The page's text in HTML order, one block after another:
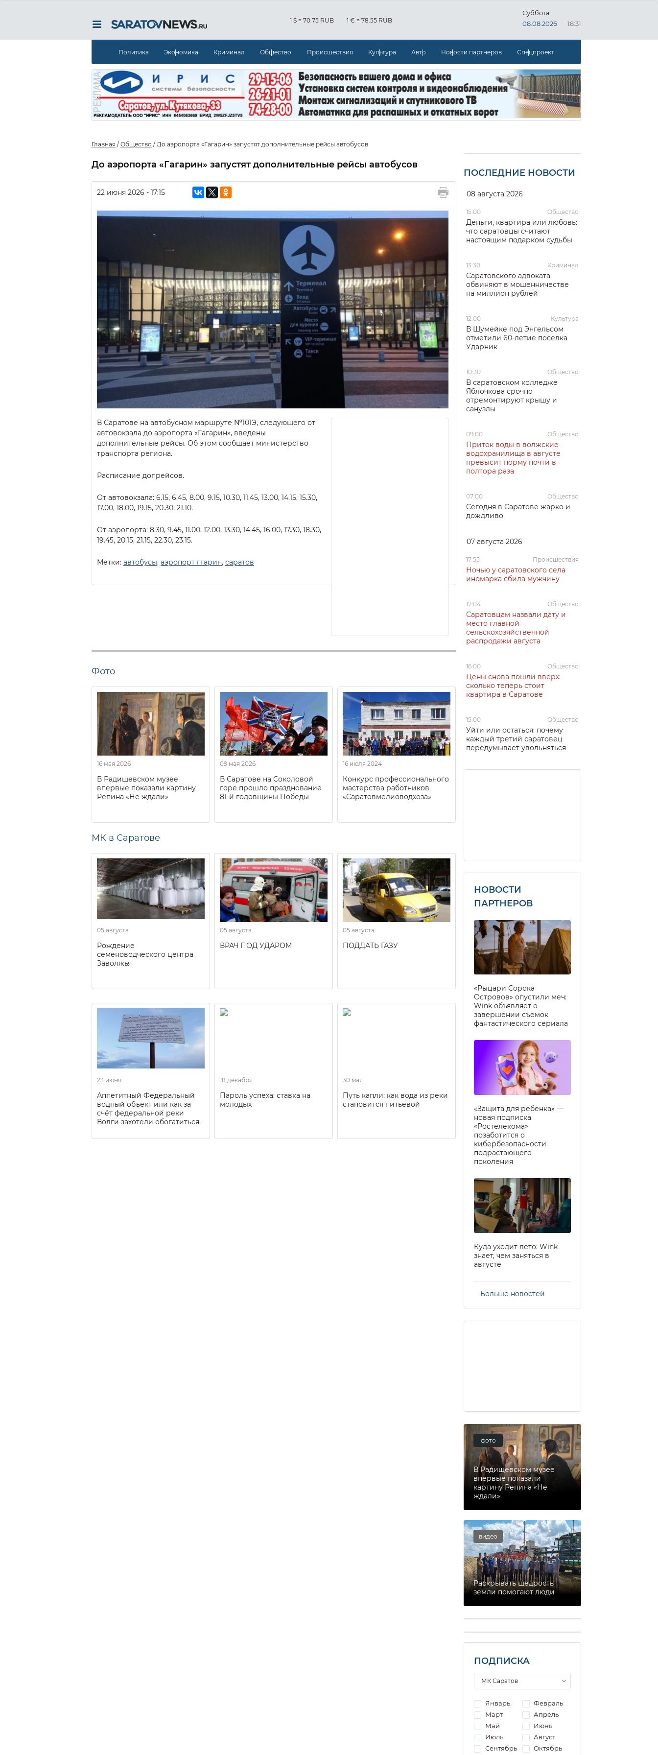
1 $ = 70.75 RUB 1 € = 78.55 RUB
Суббота
08.08.2026
18:31
Политика Экономика Криминал Общество Происшествия Культура Авто Новости партнеров Спецпроект
Главная / Общество / До аэропорта «Гагарин» запустят дополнительные рейсы автобусов
До аэропорта «Гагарин» запустят дополнительные рейсы автобусов
22 июня 2026 - 17:15
В Саратове на автобусном маршруте №101Э, следующего от
автовокзала до аэропорта «Гагарин», введены
дополнительные рейсы. Об этом сообщает министерство
транспорта региона.
Расписание допрейсов.
От автовокзала: 6.15, 6.45, 8.00, 9.15, 10.30, 11.45, 13.00, 14.15, 15.30,
17.00, 18.00, 19.15, 20.30, 21.10.
От аэропорта: 8.30, 9.45, 11.00, 12.00, 13.30, 14.45, 16.00, 17.30, 18.30,
19.45, 20.15, 21.15, 22.30, 23.15.
Метки: автобусы, аэропорт ггарин, саратов
Фото
16 мая 2026
В Радищевском музее
впервые показали картину
Репина «Не ждали»
09 мая 2026
В Саратове на Соколовой
горе прошло празднование
81-й годовщины Победы
16 июля 2024
Конкурс профессионального
мастерства работников
«Саратовмелиоводхоза»
МК в Саратове
05 августа
Рождение
семеноводческого центра
Заволжья
05 августа
ВРАЧ ПОД УДАРОМ
05 августа
ПОДДАТЬ ГАЗУ
23 июня
Аппетитный Федеральный
водный объект или как за
счёт федеральной реки
Волги захотели обогатиться.
18 декабря
Пароль успеха: ставка на
молодых
30 мая
Путь капли: как вода из реки
становится питьевой
ПОСЛЕДНИЕ НОВОСТИ
08 августа 2026
15:00 Общество
Деньги, квартира или любовь:
что саратовцы считают
настоящим подарком судьбы
13:30 Криминал
Саратовского адвоката
обвиняют в мошенничестве
на миллион рублей
12:00 Культура
В Шумейке под Энгельсом
отметили 60-летие поселка
Ударник
10:30 Общество
В саратовском колледже
Яблочкова срочно
отремонтируют крышу и
санузлы
09:00 Общество
Приток воды в волжские
водохранилища в августе
превысит норму почти в
полтора раза
07:00 Общество
Сегодня в Саратове жарко и
дождливо
07 августа 2026
17:55 Происшествия
Ночью у саратовского села
иномарка сбила мужчину
17:04 Общество
Саратовцам назвали дату и
место главной
сельскохозяйственной
распродажи августа
16:00 Общество
Цены снова пошли вверх:
сколько теперь стоит
квартира в Саратове
15:00 Общество
Уйти или остаться: почему
каждый третий саратовец
передумывает увольняться
НОВОСТИ
ПАРТНЕРОВ
«Рыцари Сорока
Островов» опустили меч:
Wink объявляет о
завершении съемок
фантастического сериала
«Защита для ребенка» —
новая подписка
«Ростелекома»
позаботится о
кибербезопасности
подрастающего
поколения
Куда уходит лето: Wink
знает, чем заняться в
августе
Больше новостей
фото
В Радищевском музее
впервые показали
картину Репина «Не
ждали»
видео
Раскрывать щедрость
земли помогают люди
ПОДПИСКА
Январь
Февраль
Март
Апрель
Май
Июнь
Июль
Август
Сентябрь
Октябрь